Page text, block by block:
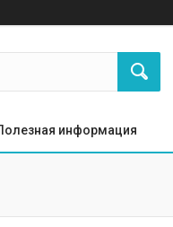
информация